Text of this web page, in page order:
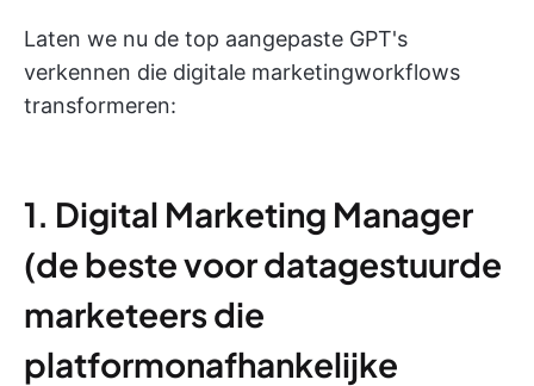
Laten we nu de top aangepaste GPT's
verkennen die digitale marketingworkflows
transformeren:
1. Digital Marketing Manager
(de beste voor datagestuurde
marketeers die
platformonafhankelijke